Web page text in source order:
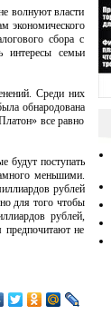
волнуют власти
экономического
сбора с
интересы семьи
Среди них
обнародована
все равно
будут поступать
меньшими.
рублей
для того чтобы
рублей,
предпочитают не